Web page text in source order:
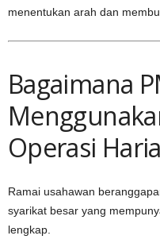
menentukan arah dan
Bagaimana
Operasi
Ramai usahawan
syarikat besar yang
lengkap.